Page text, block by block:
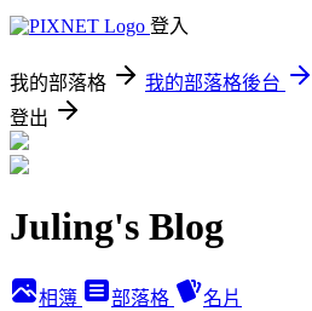
登入
我的部落格 我的部落格後台
登出
Juling's Blog
相簿 部落格 名片